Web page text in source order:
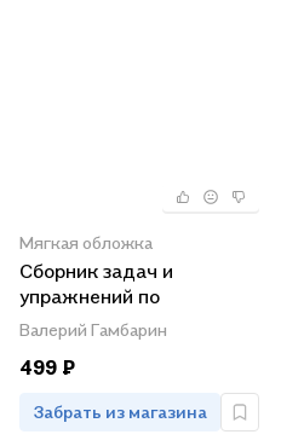
Мягкая обложка
Сборник задач и
упражнений по
математике. 6 класс.
Учебное пособие для
учащихся
общеобразовательных
организаций
Валерий Гамбарин
499 ₽
Забрать из магазина